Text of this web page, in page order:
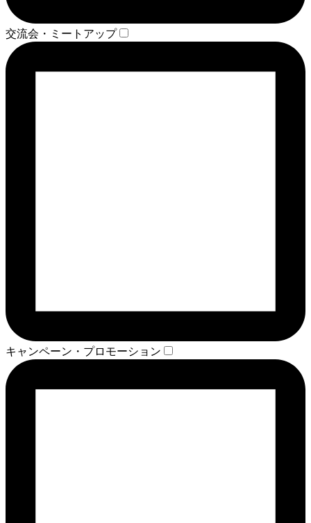
交流会・ミートアップ
キャンペーン・プロモーション